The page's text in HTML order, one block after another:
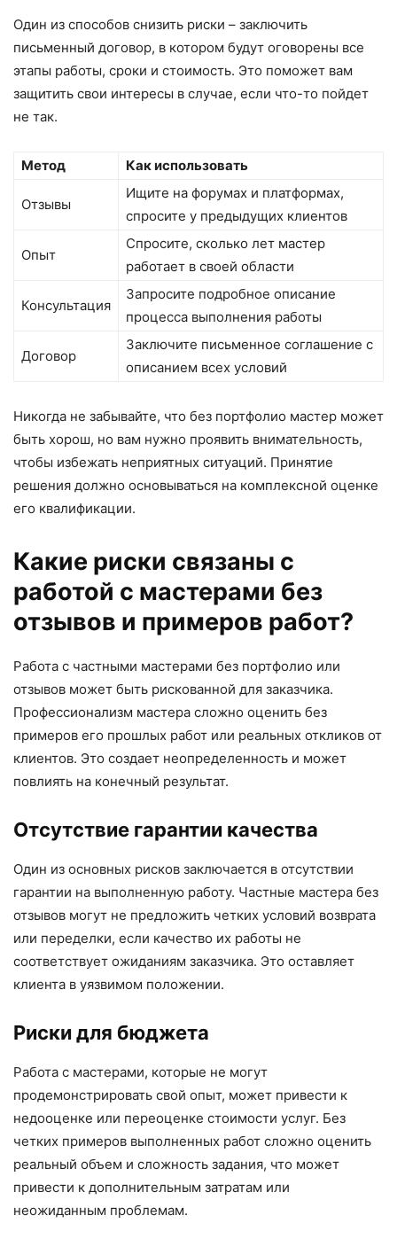
Один из способов снизить риски – заключить
письменный договор, в котором будут оговорены все
этапы работы, сроки и стоимость. Это поможет вам
защитить свои интересы в случае, если что-то пойдет
не так.
Метод Как использовать
Отзывы
Ищите на форумах и платформах,
спросите у предыдущих клиентов
Опыт
Спросите, сколько лет мастер
работает в своей области
Консультация
Запросите подробное описание
процесса выполнения работы
Договор
Заключите письменное соглашение с
описанием всех условий
Никогда не забывайте, что без портфолио мастер может
быть хорош, но вам нужно проявить внимательность,
чтобы избежать неприятных ситуаций. Принятие
решения должно основываться на комплексной оценке
его квалификации.
Какие риски связаны с
работой с мастерами без
отзывов и примеров работ?
Работа с частными мастерами без портфолио или
отзывов может быть рискованной для заказчика.
Профессионализм мастера сложно оценить без
примеров его прошлых работ или реальных откликов от
клиентов. Это создает неопределенность и может
повлиять на конечный результат.
Отсутствие гарантии качества
Один из основных рисков заключается в отсутствии
гарантии на выполненную работу. Частные мастера без
отзывов могут не предложить четких условий возврата
или переделки, если качество их работы не
соответствует ожиданиям заказчика. Это оставляет
клиента в уязвимом положении.
Риски для бюджета
Работа с мастерами, которые не могут
продемонстрировать свой опыт, может привести к
недооценке или переоценке стоимости услуг. Без
четких примеров выполненных работ сложно оценить
реальный объем и сложность задания, что может
привести к дополнительным затратам или
неожиданным проблемам.